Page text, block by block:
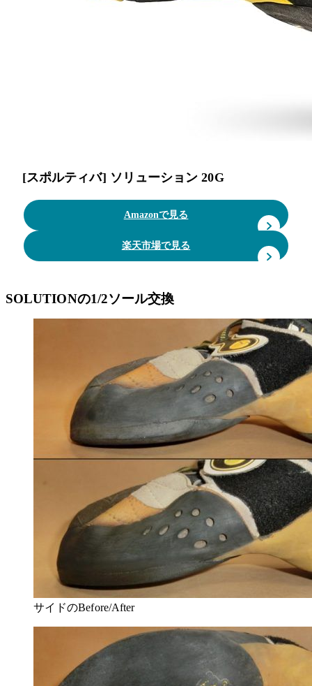
[スポルティバ] ソリューション 20G
Amazonで見る
楽天市場で見る
SOLUTIONの1/2ソール交換
サイドのBefore/After